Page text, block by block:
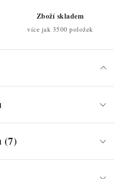
Zboží skladem
více jak 3500 položek
(7)